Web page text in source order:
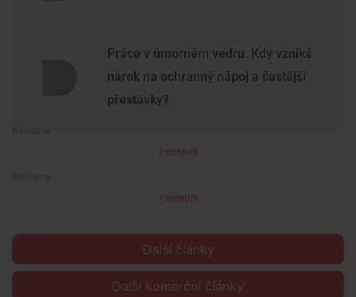
Práce v úmorném vedru. Kdy vzniká
nárok na ochranný nápoj a častější
přestávky?
Premium
Premium
Další články
Další komerční články